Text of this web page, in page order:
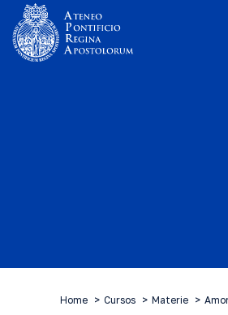
Home Cursos Materie